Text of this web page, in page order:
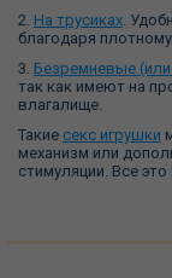
2. На трусиках.
благодаря
3. Безремневые
так как имеют на
влагалище.
Такие секс игрушки
механизм или
стимуляции. Все